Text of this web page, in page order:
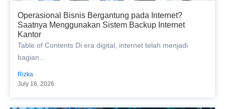
Operasional Bisnis Bergantung pada Internet?
Saatnya Menggunakan Sistem Backup Internet
Kantor
Table of Contents Di era digital, internet telah menjadi
bagian...
Rizka
July 16, 2026